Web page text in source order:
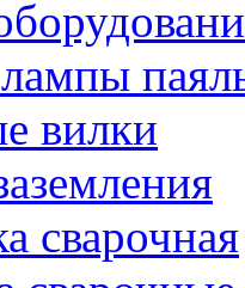
вилки
сварочная